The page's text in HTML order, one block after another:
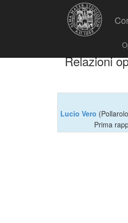
Relazioni
Lucio Vero
Prima